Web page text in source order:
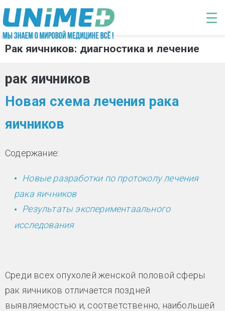
Перейти к основному содержанию
☰
Рак яичников: диагностика и лечение
рак яичников
Новая схема лечения рака
яичников
Содержание:
Новые разработки по протоколу лечения
рака яичников
Результаты экспериментаального
исследования
Среди всех опухолей женской половой сферы
рак яичников отличается поздней
выявляемостью и, соответственно, наибольшей